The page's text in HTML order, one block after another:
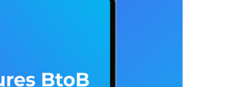
des documents permet
Quadient est nommé
gestion de la
La matrice de maturité